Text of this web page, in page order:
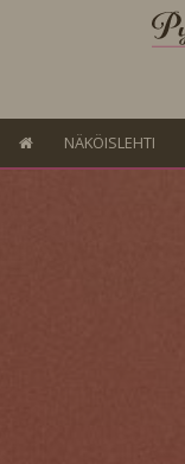
NÄKÖISLEHTI